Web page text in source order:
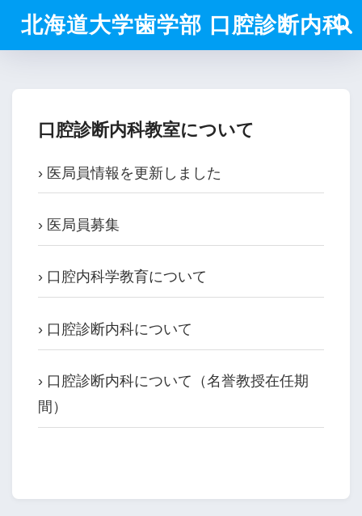
北海道大学歯学部 口腔診断内科
口腔診断内科教室について
› 医局員情報を更新しました
› 医局員募集
› 口腔内科学教育について
› 口腔診断内科について
› 口腔診断内科について（名誉教授在任期
間）